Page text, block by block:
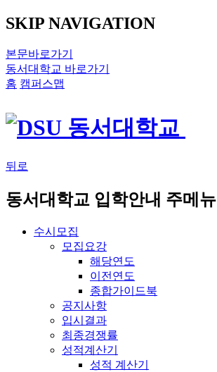
SKIP NAVIGATION
본문바로가기
동서대학교 바로가기
홈 캠퍼스맵
뒤로
동서대학교 입학안내 주메뉴
수시모집
모집요강
해당연도
이전연도
종합가이드북
공지사항
입시결과
최종경쟁률
성적계산기
성적 계산기